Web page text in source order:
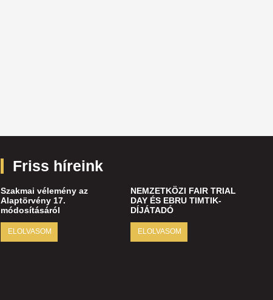
Friss híreink
Szakmai vélemény az
Alaptörvény 17.
módosításáról
ELOLVASOM
NEMZETKÖZI FAIR TRIAL
DAY ÉS EBRU TIMTIK-
DÍJÁTADÓ
ELOLVASOM